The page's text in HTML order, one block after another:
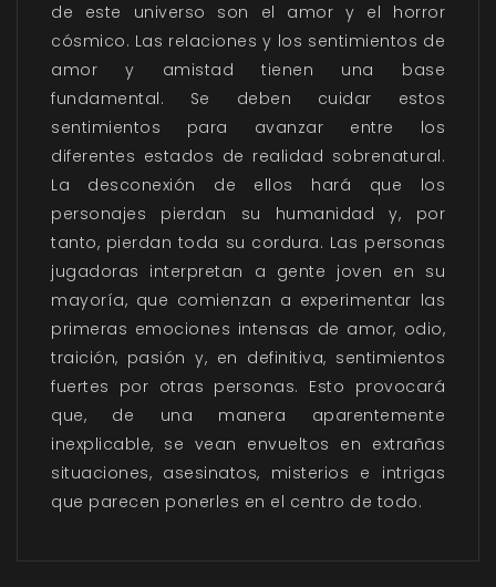
de este universo son el amor y el horror
cósmico. Las relaciones y los sentimientos de
amor y amistad tienen una base
fundamental. Se deben cuidar estos
sentimientos para avanzar entre los
diferentes estados de realidad sobrenatural.
La desconexión de ellos hará que los
personajes pierdan su humanidad y, por
tanto, pierdan toda su cordura. Las personas
jugadoras interpretan a gente joven en su
mayoría, que comienzan a experimentar las
primeras emociones intensas de amor, odio,
traición, pasión y, en definitiva, sentimientos
fuertes por otras personas. Esto provocará
que, de una manera aparentemente
inexplicable, se vean envueltos en extrañas
situaciones, asesinatos, misterios e intrigas
que parecen ponerles en el centro de todo.